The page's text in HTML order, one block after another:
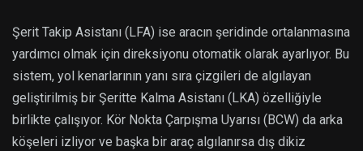
Şerit Takip Asistanı (LFA) ise aracın şeridinde ortalanmasına
yardımcı olmak için direksiyonu otomatik olarak ayarlıyor. Bu
sistem, yol kenarlarının yanı sıra çizgileri de algılayan
geliştirilmiş bir Şeritte Kalma Asistanı (LKA) özelliğiyle
birlikte çalışıyor. Kör Nokta Çarpışma Uyarısı (BCW) da arka
köşeleri izliyor ve başka bir araç algılanırsa dış dikiz